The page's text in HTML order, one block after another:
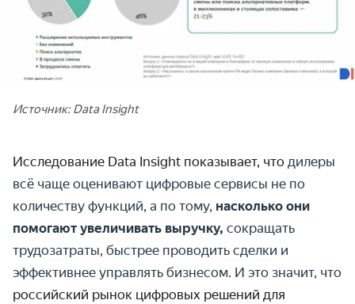
Источник: Data Insight
Исследование Data Insight показывает, что дилеры
всё чаще оценивают цифровые сервисы не по
количеству функций, а по тому, насколько они
помогают увеличивать выручку, сокращать
трудозатраты, быстрее проводить сделки и
эффективнее управлять бизнесом. И это значит, что
российский рынок цифровых решений для